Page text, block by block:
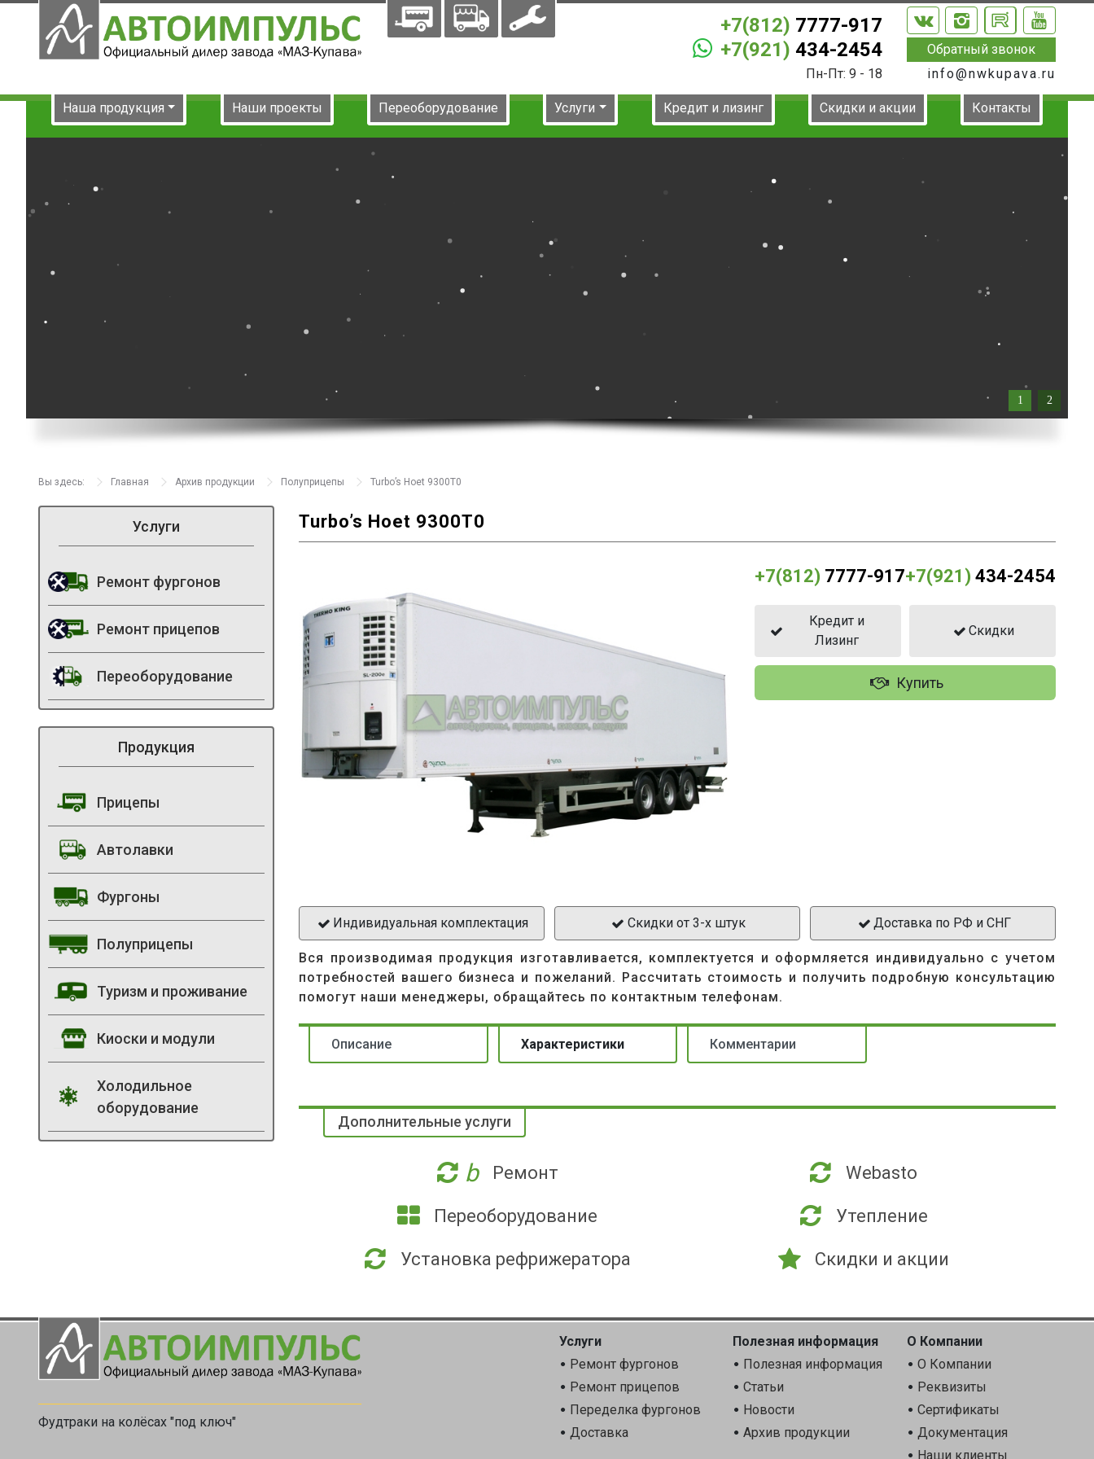
+7(812) 7777-917
+7(921) 434-2454
Пн-Пт: 9 - 18
Обратный звонок
info@nwkupava.ru
Наша продукция Наши проекты Переоборудование Услуги Кредит и лизинг Скидки и акции Контакты
1 2
Вы здесь: Главная Архив продукции Полуприцепы Turbo’s Hoet 9300T0
Услуги
Ремонт фургонов
Ремонт прицепов
Переоборудование
Продукция
Прицепы
Автолавки
Фургоны
Полуприцепы
Туризм и проживание
Киоски и модули
Холодильное
оборудование
Turbo’s Hoet 9300T0
+7(812) 7777-917+7(921) 434-2454
Кредит и
Лизинг
Скидки
Купить
Индивидуальная комплектация Скидки от 3-х штук Доставка по РФ и СНГ
Вся производимая продукция изготавливается, комплектуется и оформляется индивидуально с учетом
потребностей вашего бизнеса и пожеланий. Рассчитать стоимость и получить подробную консультацию
помогут наши менеджеры, обращайтесь по контактным телефонам.
Описание Характеристики Комментарии
Дополнительные услуги
b Ремонт Webasto
Переоборудование Утепление
Установка рефрижератора Скидки и акции
Фудтраки на колёсах "под ключ"
Услуги
Ремонт фургонов
Ремонт прицепов
Переделка фургонов
Доставка
Полезная информация
Полезная информация
Статьи
Новости
Архив продукции
О Компании
О Компании
Реквизиты
Сертификаты
Документация
Наши клиенты